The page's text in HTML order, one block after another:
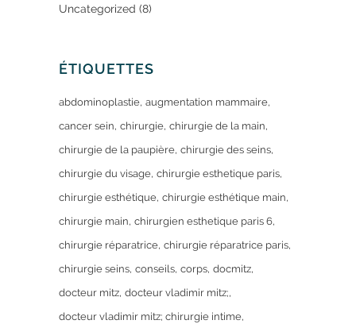
Uncategorized (8)
ÉTIQUETTES
abdominoplastie augmentation mammaire
cancer sein chirurgie chirurgie de la main
chirurgie de la paupière chirurgie des seins
chirurgie du visage chirurgie esthetique paris
chirurgie esthétique chirurgie esthétique main
chirurgie main chirurgien esthetique paris 6
chirurgie réparatrice chirurgie réparatrice paris
chirurgie seins conseils corps docmitz
docteur mitz docteur vladimir mitz;
docteur vladimir mitz; chirurgie intime